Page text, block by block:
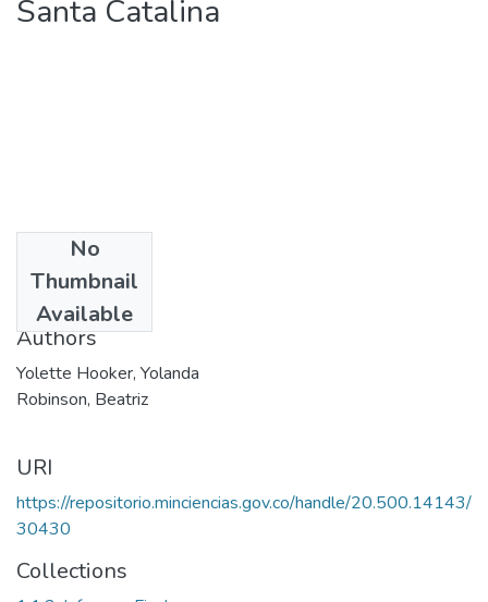
Santa Catalina
No
Thumbnail
Available
2000
Authors
Yolette Hooker, Yolanda
Robinson, Beatriz
URI
https://repositorio.minciencias.gov.co/handle/20.500.14143/
30430
Collections